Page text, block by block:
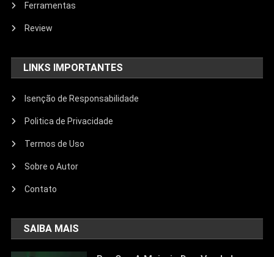
Ferramentas
Review
LINKS IMPORTANTES
Isenção de Responsabilidade
Politica de Privacidade
Termos de Uso
Sobre o Autor
Contato
SAIBA MAIS